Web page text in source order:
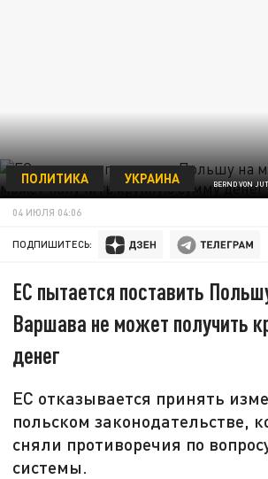
BERND VON
ПОЛИТИКА УКРАИНА
04 ИЮЛЯ 04:06
ПОДПИШИТЕСЬ:
ЕС пытается поставить
Варшава не может получить
денег
ЕС отказывается принять
польском законодательстве,
сняли противоречия по
системы.